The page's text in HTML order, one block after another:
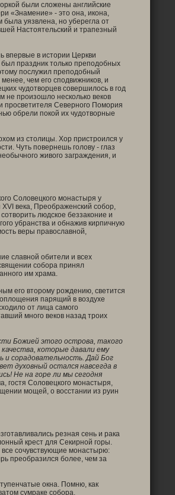
были сложены английские
«Знамение» - это она, икона,
уязвлена, но уберегла от
Настоятельский и трапезный
впервые в истории Церкви
праздник только преподобных
послужил преподобный
чем его сподвижников, и
чудотворцев совершилось в год
не произошло несколько веков
просветителя Северного Помория
обрели покой их чудотворные
из столицы. Хор пристроился у
Чуть повернешь голову - глаз
живого заграждения, и
Соловецкого монастыря у
XVI века, Преображенский собор,
людское беззаконие и
убранства и обнажив кирпичную
веры православной,
славной обители и всех
собора принял
им храма.
его второму рождению, светится
парящий в воздухе
от лица самого
много веков назад троих
Божией этого острова, такого
которые давали ему
и сорадовательность. Дай Бог
духовный остался навсегда в
Не на горе ли мы сегодня
гостя Соловецкого монастыря,
мощей, о восстании из руин
резная сень и рака
крест для Секирной горы.
все сочувствующие монастырю:
преобразился более, чем за
окна. Помню, как
сумраке собора.